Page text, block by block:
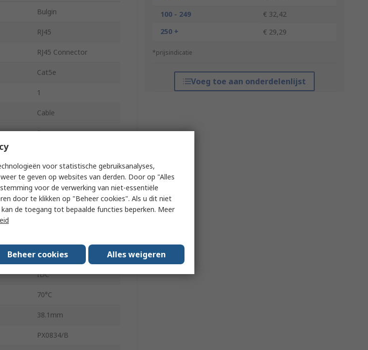
100 - 249
€ 32,42
250 +
€ 29,29
*prijsindicatie
Voeg toe aan onderdelenlijst
Bulgin
RJ45
RJ45 Connector
Cat5e
1
Cable
8
Male
Shielded
Straight
-20°C
IDC
70°C
38.1mm
PX0834/B
voor statistische gebruiksanalyses,
te geven op websites van derden. Door op "Alles
voor de verwerking van niet-essentiële
door te klikken op "Beheer cookies". Als u dit niet
de toegang tot bepaalde functies beperken. Meer
Beheer cookies Alles weigeren